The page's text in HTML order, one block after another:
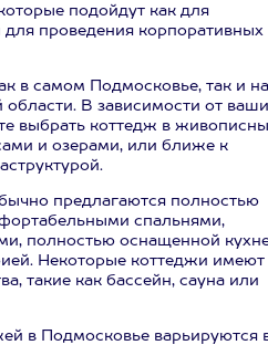
подойдут как для
для проведения корпоративных
в самом Подмосковье, так и на
В зависимости от
выбрать коттедж в
и озерами, или ближе к
предлагаются полностью
спальнями,
полностью оснащенной
Некоторые коттеджи имеют
такие как бассейн, сауна или
в Подмосковье варьируются